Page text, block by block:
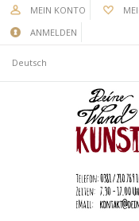
MEIN KONTO
ANMELDEN
Deutsch